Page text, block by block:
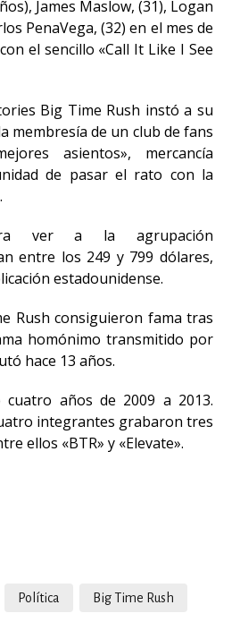
James Maslow, (31), Logan
PenaVega, (32) en el mes de
el sencillo «Call It Like I See
Big Time Rush instó a su
membresía de un club de fans
asientos», mercancía
de pasar el rato con la
ver a la agrupación
entre los 249 y 799 dólares,
estadounidense.
Rush consiguieron fama tras
homónimo transmitido por
hace 13 años.
años de 2009 a 2013.
integrantes grabaron tres
ellos «BTR» y «Elevate».
Política Big Time Rush